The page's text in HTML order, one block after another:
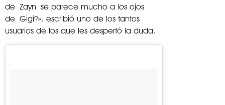
de Zayn se parece mucho a los ojos
de Gigi?», escribió uno de los tantos
usuarios de los que les despertó la duda.